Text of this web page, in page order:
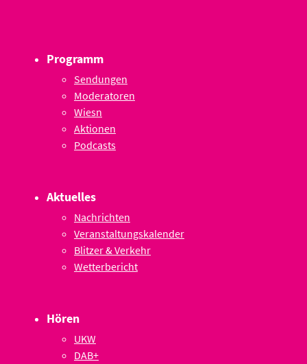
Programm
Sendungen
Moderatoren
Wiesn
Aktionen
Podcasts
Aktuelles
Nachrichten
Veranstaltungskalender
Blitzer & Verkehr
Wetterbericht
Hören
UKW
DAB+